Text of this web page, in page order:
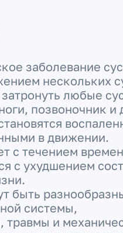
заболевание
нескольких
любые
позвоночник и
в движении.
с течением
с ухудшением
быть
системы,
травмы и